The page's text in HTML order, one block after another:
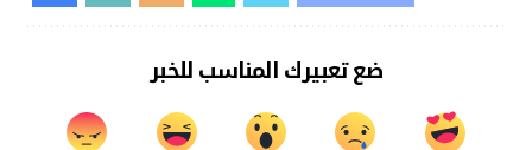
ضع تعبيرك المناسب للخبر